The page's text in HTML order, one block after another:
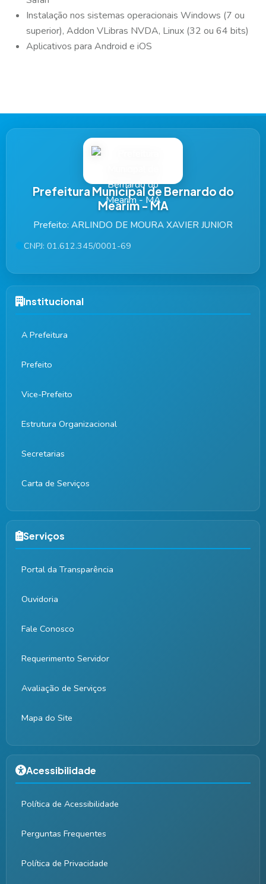
Instalação nos sistemas operacionais Windows (7 ou
superior), Addon VLibras NVDA, Linux (32 ou 64 bits)
Aplicativos para Android e iOS
Prefeitura Municipal de Bernardo do
Mearim - MA
Prefeito: ARLINDO DE MOURA XAVIER JUNIOR
CNPJ: 01.612.345/0001-69
Institucional
A Prefeitura
Prefeito
Vice-Prefeito
Estrutura Organizacional
Secretarias
Carta de Serviços
Serviços
Portal da Transparência
Ouvidoria
Fale Conosco
Requerimento Servidor
Avaliação de Serviços
Mapa do Site
Acessibilidade
Política de Acessibilidade
Perguntas Frequentes
Política de Privacidade